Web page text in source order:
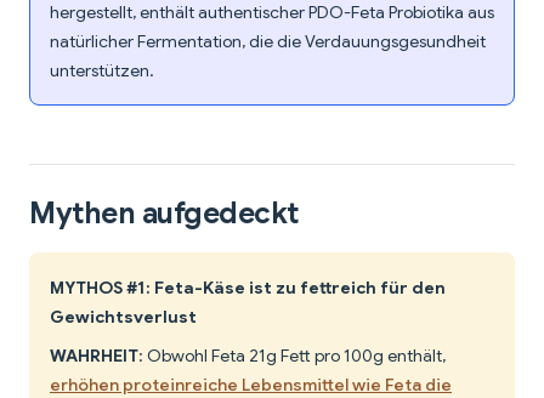
hergestellt, enthält authentischer PDO-Feta Probiotika aus
natürlicher Fermentation, die die Verdauungsgesundheit
unterstützen.
Mythen aufgedeckt
MYTHOS #1: Feta-Käse ist zu fettreich für den
Gewichtsverlust
WAHRHEIT: Obwohl Feta 21g Fett pro 100g enthält,
erhöhen proteinreiche Lebensmittel wie Feta die